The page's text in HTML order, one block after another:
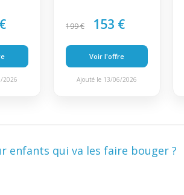
2026
199 € 153 €
Voir l'offre
Ajouté le 13/06/2026
enfants qui va les faire bouger ?